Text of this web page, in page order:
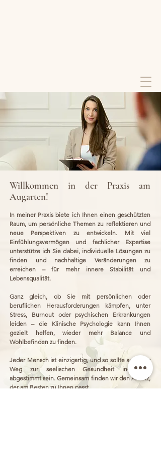
Willkommen in der Praxis am
Augarten!​
In meiner Praxis biete ich Ihnen einen geschützten
Raum, um persönliche Themen zu reflektieren und
neue Perspektiven zu entwickeln. Mit viel
Einfühlungsvermögen und fachlicher Expertise
unterstütze ich Sie dabei, individuelle Lösungen zu
finden und nachhaltige Veränderungen zu
erreichen – für mehr innere Stabilität und
Lebensqualität.
Ganz gleich, ob Sie mit persönlichen oder
beruflichen Herausforderungen kämpfen, unter
Stress, Burnout oder psychischen Erkrankungen
leiden – die Klinische Psychologie kann Ihnen
gezielt helfen, wieder mehr Balance und
Wohlbefinden zu finden.​
Jeder Mensch ist einzigartig, und so sollte auch der
Weg zur seelischen Gesundheit individuell
abgestimmt sein. Gemeinsam finden wir den Ansatz,
der am Besten zu Ihnen passt.